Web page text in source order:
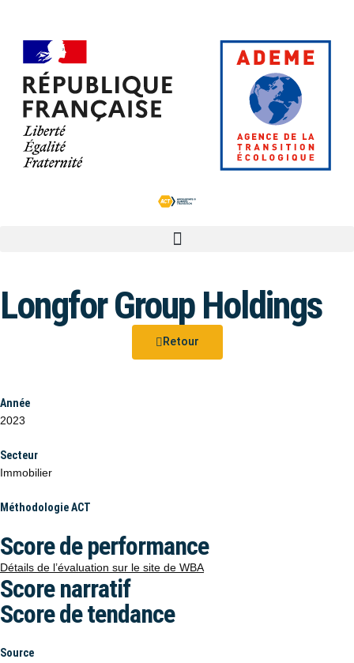
Longfor Group Holdings
Retour
Année
2023
Secteur
Immobilier
Méthodologie ACT
Score de performance
Détails de l’évaluation sur le site de WBA
Score narratif
Score de tendance
Source